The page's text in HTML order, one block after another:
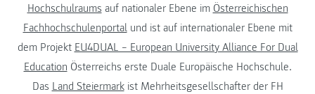
Hochschulraums auf nationaler Ebene im Österreichischen
Fachhochschulenportalund ist auf internationaler Ebene mit
dem Projekt EU4DUAL – European University Alliance For Dual
Education Österreichs erste Duale Europäische Hochschule.
Das Land Steiermarkist Mehrheitsgesellschafter der FH